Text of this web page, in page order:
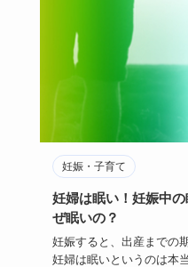
妊娠・子育て
妊婦は眠い！妊娠中
ぜ眠いの？
妊娠すると、出産までの
妊婦は眠いというのは本